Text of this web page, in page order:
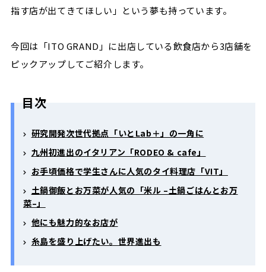
指す店が出てきてほしい」という夢も持っています。
今回は「ITO GRAND」に出店している飲食店から3店舗を
ピックアップしてご紹介します。
目次
研究開発次世代拠点「いとLab＋」の一角に
九州初進出のイタリアン「RODEO & cafe」
お手頃価格で学生さんに人気のタイ料理店「VIT」
土鍋御飯とお万菜が人気の「米ル –土鍋ごはんとお万
菜–」
他にも魅力的なお店が
糸島を盛り上げたい。世界進出も